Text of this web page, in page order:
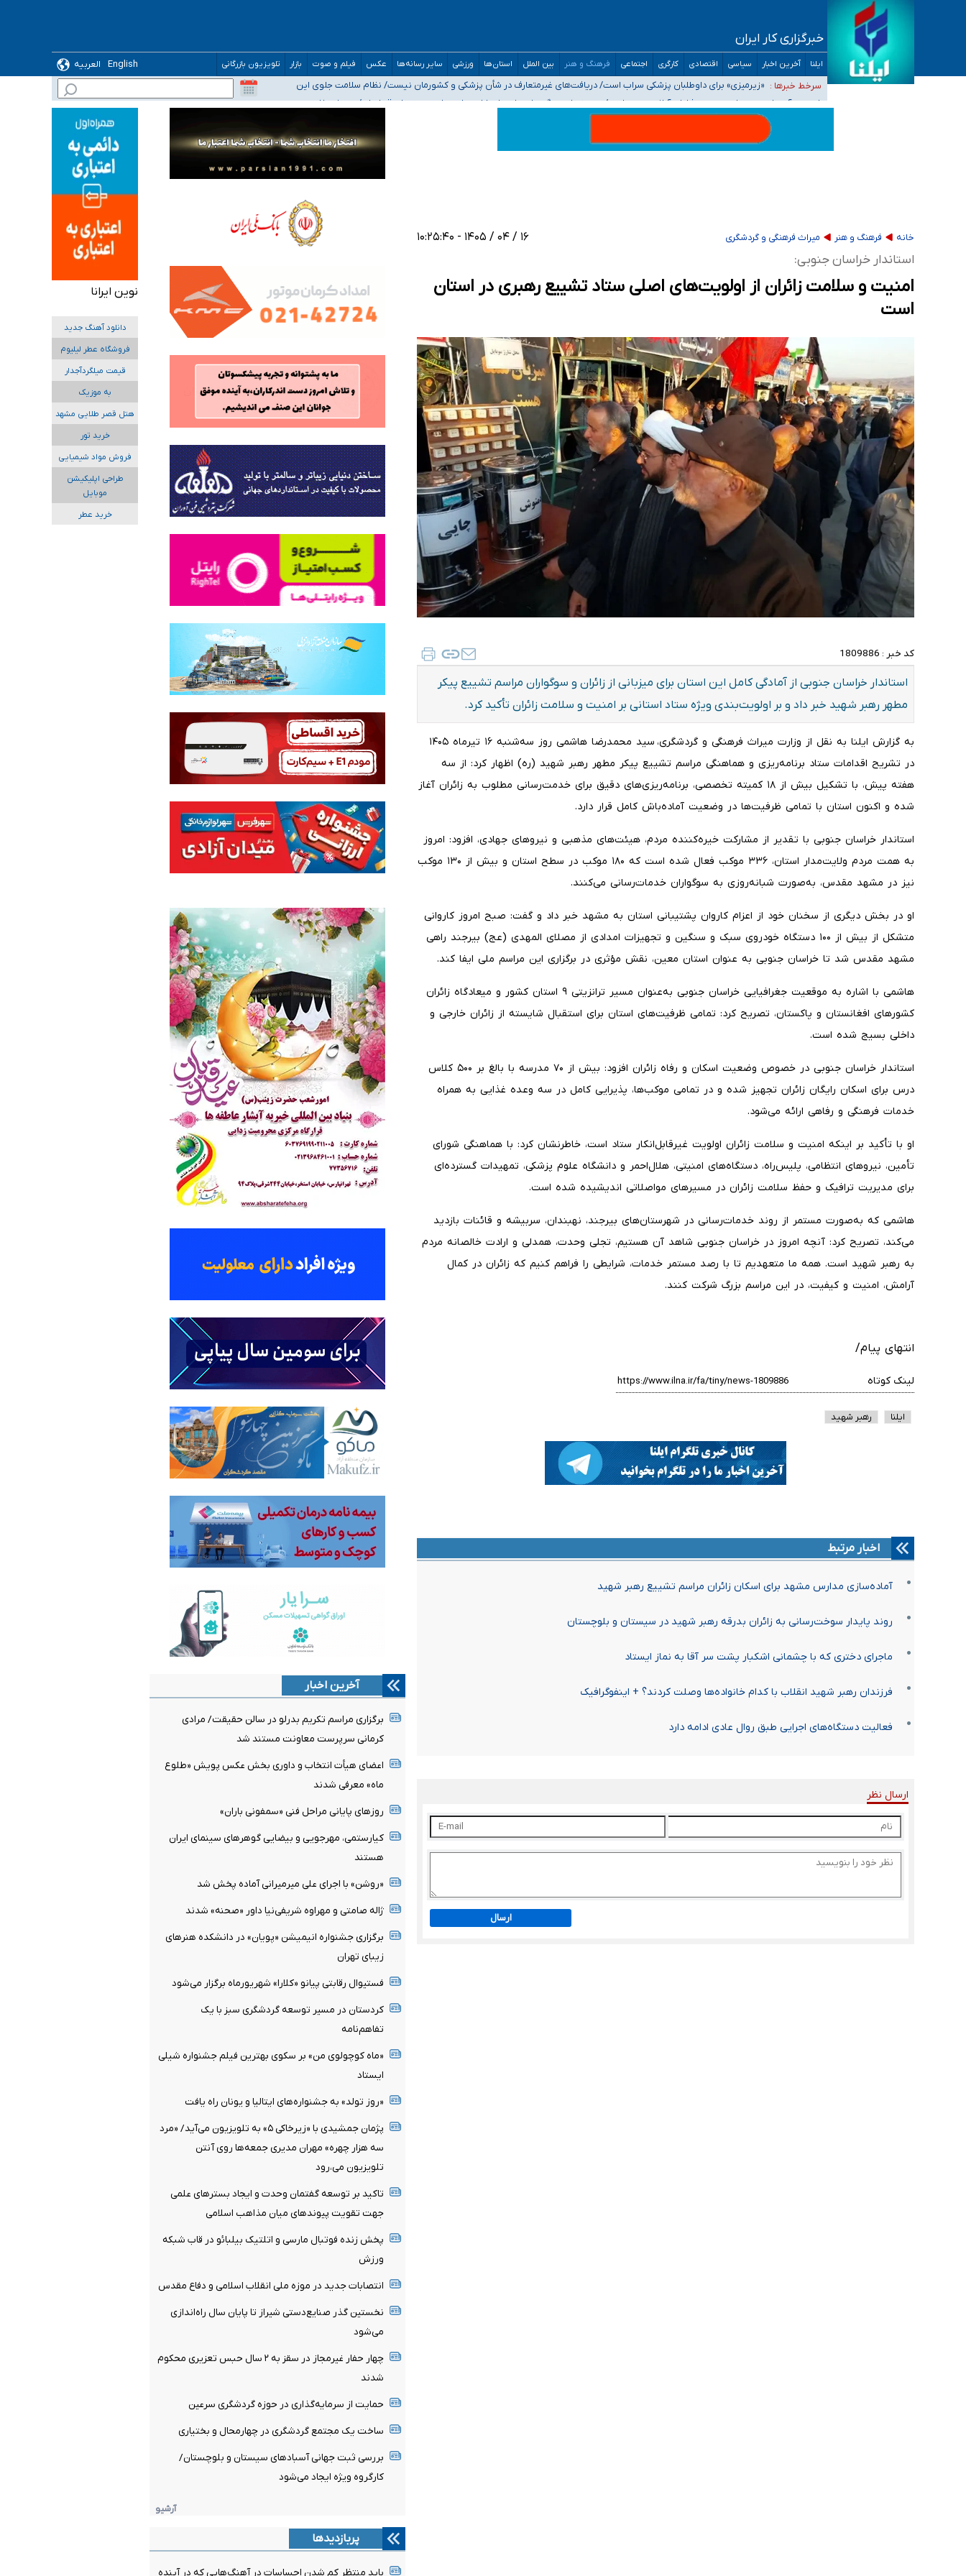
خبرگزاری کار ایران
ایلنا آخرین اخبار سیاسی اقتصادی کارگری اجتماعی فرهنگ و هنر بین الملل استان‌ها ورزشی سایر رسانه‌ها عکس فیلم و صوت بازار تلویزیون بازرگانی English
العربیه
سرخط خبرها :
آمار خودکشی نسبت به سال‌های قبل افزایش نیافته است
دستگیری عامل اصلی حادثه فوت حمیدرضا رجب‌زاده
نباید تفسیرهای سلیقه‌ای از مواضع رسمی کشور ارائه شود
«زیرمیزی» برای داوطلبان پزشکی سراب است/ دریافت‌های غیرمتعارف در شأن پزشکی و کشورمان نیست/ نظام سلامت جلوی این
رویه را بگیرد
ضرورت آموزش حریم خصوصی در فضای آنلاین در مدارس/ هزینه‌های سنگین اجتماعی انتشار تصاویر خصوصی برای قربانیان/ سوءاستفاده
مجرمان از ترس رسوایی
خانه فرهنگ و هنر میراث فرهنگی و گردشگری ۱۶ / ۰۴ / ۱۴۰۵ - ۱۰:۲۵:۴۰
استاندار خراسان جنوبی:
امنیت و سلامت زائران از اولویت‌های اصلی ستاد تشییع رهبری در استان
است
کد خبر : 1809886
استاندار خراسان جنوبی از آمادگی کامل این استان برای میزبانی از زائران و سوگواران مراسم تشییع پیکر
مطهر رهبر شهید خبر داد و بر اولویت‌بندی ویژه ستاد استانی بر امنیت و سلامت زائران تأکید کرد.
به‌ گزارش ایلنا به نقل از وزارت میراث فرهنگی و گردشگری، سید محمدرضا هاشمی روز سه‌شنبه ۱۶ تیرماه ۱۴۰۵
در تشریح اقدامات ستاد برنامه‌ریزی و هماهنگی مراسم تشییع پیکر مطهر رهبر شهید (ره) اظهار کرد: از سه
هفته پیش، با تشکیل بیش از ۱۸ کمیته تخصصی، برنامه‌ریزی‌های دقیق برای خدمت‌رسانی مطلوب به زائران آغاز
شده و اکنون استان با تمامی ظرفیت‌ها در وضعیت آماده‌باش کامل قرار دارد.
استاندار خراسان جنوبی با تقدیر از مشارکت خیره‌کننده مردم، هیئت‌های مذهبی و نیروهای جهادی، افزود: امروز
به همت مردم ولایت‌مدار استان، ۳۳۶ موکب فعال شده است که ۱۸۰ موکب در سطح استان و بیش از ۱۳۰ موکب
نیز در مشهد مقدس، به‌صورت شبانه‌روزی به سوگواران خدمات‌رسانی می‌کنند.
او در بخش دیگری از سخنان خود از اعزام کاروان پشتیبانی استان به مشهد خبر داد و گفت: صبح امروز کاروانی
متشکل از بیش از ۱۰۰ دستگاه خودروی سبک و سنگین و تجهیزات امدادی از مصلای المهدی (عج) بیرجند راهی
مشهد مقدس شد تا خراسان جنوبی به عنوان استان معین، نقش مؤثری در برگزاری این مراسم ملی ایفا کند.
هاشمی با اشاره به موقعیت جغرافیایی خراسان جنوبی به‌عنوان مسیر ترانزیتی ۹ استان کشور و میعادگاه زائران
کشورهای افغانستان و پاکستان، تصریح کرد: تمامی ظرفیت‌های استان برای استقبال شایسته از زائران خارجی و
داخلی بسیج شده است.
استاندار خراسان جنوبی در خصوص وضعیت اسکان و رفاه زائران افزود: بیش از ۷۰ مدرسه با بالغ بر ۵۰۰ کلاس
درس برای اسکان رایگان زائران تجهیز شده و در تمامی موکب‌ها، پذیرایی کامل در سه وعده غذایی به همراه
خدمات فرهنگی و رفاهی ارائه می‌شود.
او با تأکید بر اینکه امنیت و سلامت زائران اولویت غیرقابل‌انکار ستاد است، خاطرنشان کرد: با هماهنگی شورای
تأمین، نیروهای انتظامی، پلیس‌راه، دستگاه‌های امنیتی، هلال‌احمر و دانشگاه علوم پزشکی، تمهیدات گسترده‌ای
برای مدیریت ترافیک و حفظ سلامت زائران در مسیرهای مواصلاتی اندیشیده شده است.
هاشمی که به‌صورت مستمر از روند خدمات‌رسانی در شهرستان‌های بیرجند، نهبندان، سربیشه و قائنات بازدید
می‌کند، تصریح کرد: آنچه امروز در خراسان جنوبی شاهد آن هستیم، تجلی وحدت، همدلی و ارادت خالصانه مردم
به رهبر شهید است. همه ما متعهدیم تا با رصد مستمر خدمات، شرایطی را فراهم کنیم که زائران در کمال
آرامش، امنیت و کیفیت، در این مراسم بزرگ شرکت کنند.
انتهای پیام/
لینک کوتاه
ایلنا رهبر شهید
اخبار مرتبط
آماده‌سازی مدارس مشهد برای اسکان زائران مراسم تشییع رهبر شهید
روند پایدار سوخت‌رسانی به زائران بدرقه رهبر شهید در سیستان و بلوچستان
ماجرای دختری که با چشمانی اشکبار پشت سر آقا به نماز ایستاد
فرزندان رهبر شهید انقلاب با کدام خانواده‌ها وصلت کردند؟ + اینفوگرافیک
فعالیت دستگاه‌های اجرایی طبق روال عادی ادامه دارد
ارسال نظر
ارسال
آخرین اخبار
برگزاری مراسم تکریم بدرلو در سالن حقیقت/ مرادی
کرمانی سرپرست معاونت مستند شد
اعضای هیأت انتخاب و داوری بخش عکس پویش «طلوع
ماه» معرفی شدند
روزهای پایانی مراحل فنی «سمفونی باران»
کیارستمی، مهرجویی و بیضایی گوهرهای سینمای ایران
هستند
«روشن» با اجرای علی میرمیرانی آماده پخش شد
ژاله صامتی و مهراوه شریفی‌نیا داور «صحنه» شدند
برگزاری جشنواره انیمیشن «پویان» در دانشکده هنرهای
زیبای تهران
فستیوال رقابتی پیانو «کلارا» شهریورماه برگزار می‌شود
کردستان در مسیر توسعه گردشگری سبز با یک
تفاهم‌نامه
«ماه کوچولوی من» بر سکوی بهترین فیلم جشنواره شیلی
ایستاد
«روز تولد» به جشنواره‌های ایتالیا و یونان راه یافت
پژمان جمشیدی با «زیرخاکی ۵» به تلویزیون می‌آید/ «مرد
سه هزار چهره» مهران مدیری جمعه‌ها روی آنتن
تلویزیون می‌،رود
تاکید بر توسعه گفتمان وحدت و ایجاد بسترهای علمی
جهت تقویت پیوندهای میان مذاهب اسلامی
پخش زنده فوتبال مارسی و اتلتیک بیلبائو در قاب شبکه
ورزش
انتصابات جدید در موزه ملی انقلاب اسلامی و دفاع مقدس
نخستین گذر صنایع‌دستی شیراز تا پایان سال راه‌اندازی
می‌شود
چهار حفار غیرمجاز در سقز به ۲ سال حبس تعزیری محکوم
شدند
حمایت از سرمایه‌گذاری در حوزه گردشگری سرعین
ساخت یک مجتمع گردشگری در چهارمحال و بختیاری
بررسی ثبت جهانی آسبادهای سیستان و بلوچستان/
کارگروه ویژه ایجاد می‌شود
آرشیو
پربازدیدها
باید منتظر کم شدن احساسات در آهنگ‌هایی که در آینده
نوین ایرانا
دانلود آهنگ جدید
فروشگاه عطر لیلیوم
قیمت میلگردآجدار
به موزیک
هتل قصر طلایی مشهد
خرید تور
فروش مواد شیمیایی
طراحی اپلیکیشن
موبایل
خرید عطر